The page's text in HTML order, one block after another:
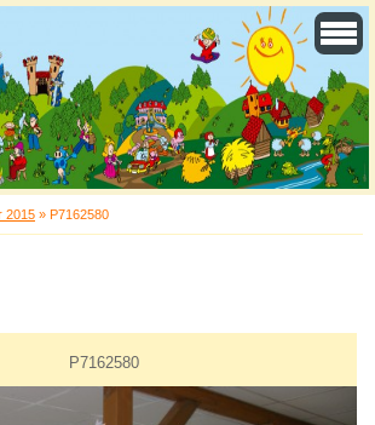
2015 » P7162580
P7162580